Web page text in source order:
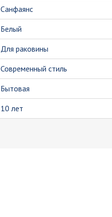
Санфаянс
Белый
Для раковины
Современный стиль
Бытовая
10 лет